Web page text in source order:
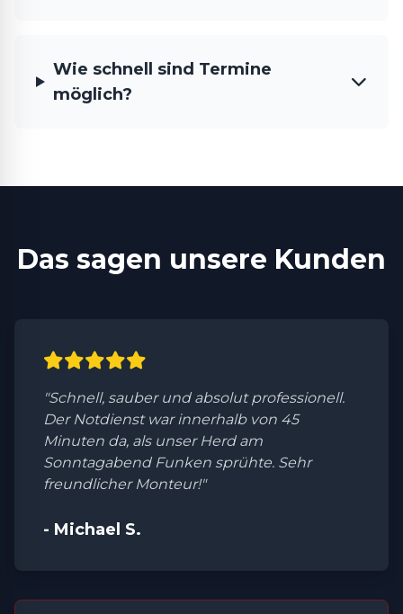
Wie schnell sind Termine
möglich?
Das sagen unsere Kunden
"Schnell, sauber und absolut professionell.
Der Notdienst war innerhalb von 45
Minuten da, als unser Herd am
Sonntagabend Funken sprühte. Sehr
freundlicher Monteur!"
- Michael S.